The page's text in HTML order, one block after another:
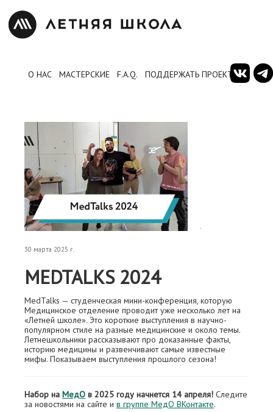
О НАС МАСТЕРСКИЕ F.A.Q. ПОДДЕРЖАТЬ ПРОЕКТ
.
30 марта 2025 г.
MEDTALKS 2024
MedTalks — студенческая мини-конференция, которую
Медицинское отделение проводит уже несколько лет на
«Летней школе». Это короткие выступления в научно-
популярном стиле на разные медицинские и около темы.
Летнешкольники рассказывают про доказанные факты,
историю медицины и развенчивают самые известные
мифы. Показываем выступления прошлого сезона!
Набор на МедО в 2025 году начнется 14 апреля! Следите
за новостями на сайте и в группе МедО ВКонтакте.